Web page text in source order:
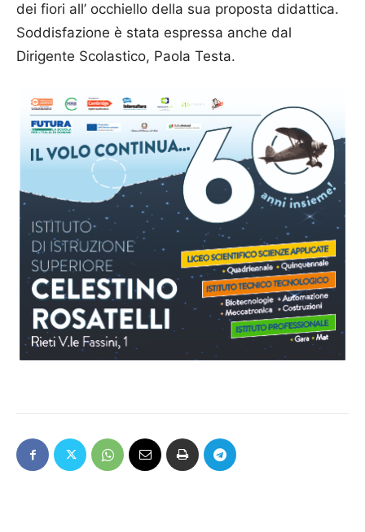
dei fiori all’ occhiello della sua proposta didattica.
Soddisfazione è stata espressa anche dal
Dirigente Scolastico, Paola Testa.